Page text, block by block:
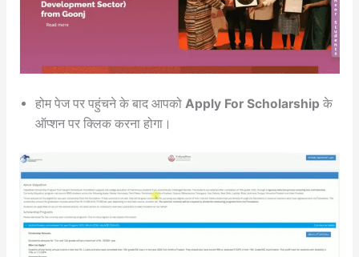
होम पेज पर पहुंचने के बाद आपको Apply For Scholarship के
ऑप्शन पर क्लिक करना होगा।